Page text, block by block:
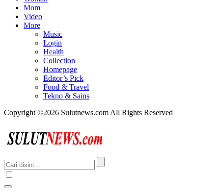
Mom
Video
More
Music
Login
Health
Collection
Homepage
Editor’s Pick
Food & Travel
Tekno & Sains
Copyright ©2026 Sulutnews.com All Rights Reserved